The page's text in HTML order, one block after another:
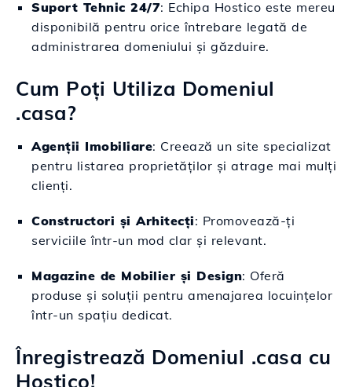
Suport Tehnic 24/7: Echipa Hostico este mereu
disponibilă pentru orice întrebare legată de
administrarea domeniului și găzduire.
Cum Poți Utiliza Domeniul
.casa?
Agenții Imobiliare: Creează un site specializat
pentru listarea proprietăților și atrage mai mulți
clienți.
Constructori și Arhitecți: Promovează-ți
serviciile într-un mod clar și relevant.
Magazine de Mobilier și Design: Oferă
produse și soluții pentru amenajarea locuințelor
într-un spațiu dedicat.
Înregistrează Domeniul .casa cu
Hostico!